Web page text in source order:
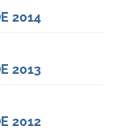
2014
2013
2012